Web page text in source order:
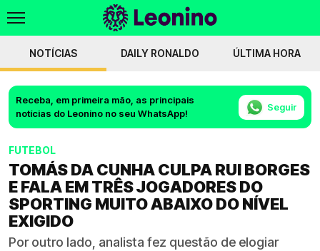
NOTÍCIAS DAILY RONALDO ÚLTIMA HORA
Receba, em primeira mão, as principais
notícias do Leonino no seu WhatsApp!
Seguir
FUTEBOL
TOMÁS DA CUNHA CULPA RUI BORGES
E FALA EM TRÊS JOGADORES DO
SPORTING MUITO ABAIXO DO NÍVEL
EXIGIDO
Por outro lado, analista fez questão de elogiar